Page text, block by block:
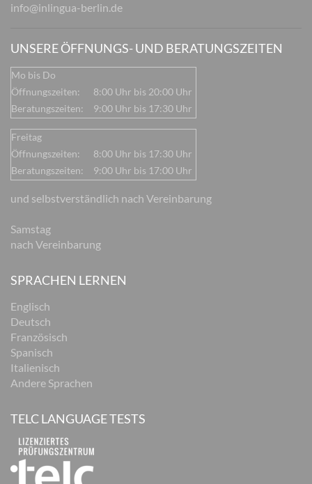
info@inlingua-berlin.de
UNSERE ÖFFNUNGS- UND BERATUNGSZEITEN
Mo bis Do
Öffnungszeiten:
8:00 Uhr bis 20:00 Uhr
Beratungszeiten:
9:00 Uhr bis 17:30 Uhr
Freitag
Öffnungszeiten:
8:00 Uhr bis 17:30 Uhr
Beratungszeiten:
9:00 Uhr bis 17:00 Uhr
und selbstverständlich nach Vereinbarung
Samstag
nach Vereinbarung
SPRACHEN LERNEN
Englisch
Deutsch
Französisch
Spanisch
Italienisch
Andere Sprachen
TELC LANGUAGE TESTS